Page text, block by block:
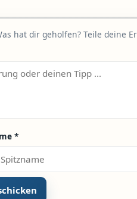
hat dir geholfen? Teile deine
*